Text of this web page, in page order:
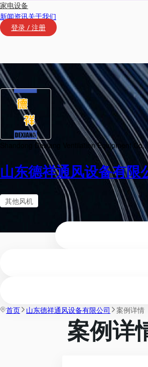
家电设备
新闻资讯关于我们
登录 / 注册
Shandong Dexiang Ventilation Equipment
山东德祥通风设备有限
其他风机
首页
山东德祥通风设备有限公司 案例详情
案例详